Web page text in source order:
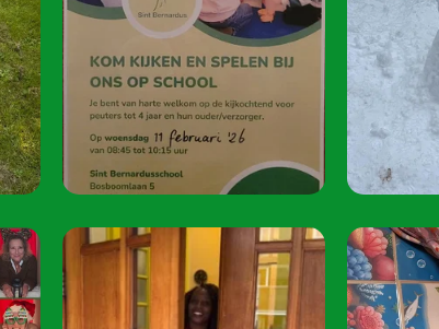
Peuters van 2
harte welkom
oktober 2026.
Speel je mee?